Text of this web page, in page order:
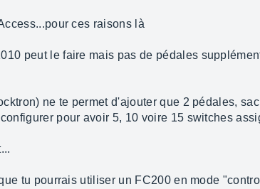
ces raisons là
peut le faire mais pas de pédales
ne te permet d'ajouter que 2 pédales,
pour avoir 5, 10 voire 15 switches
tu pourrais utiliser un FC200 en mode